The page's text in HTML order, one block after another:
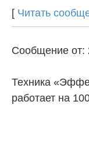
[ Читать
Сообщение от:
Техника
работает на